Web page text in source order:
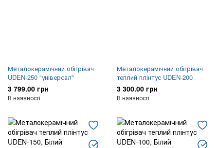
Металокерамічний обігрівач
UDEN-250 "універсал"
3 799.00 грн
В наявності
Металокерамічний обігрівач
теплий плінтус UDEN-200
3 300.00 грн
В наявності